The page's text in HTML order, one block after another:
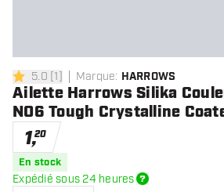
5 étoiles de notation
5.0 [1] Marque: HARROWS
Ailette Harrows Silika
NO6 Tough Crystalline
1,20
En stock
Expédié sous 24 heures